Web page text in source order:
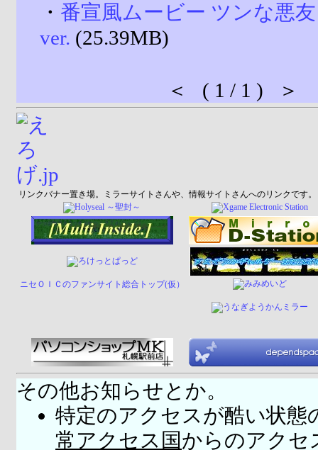
・ 番宣風ムービー ツンな悪
ver. (25.39MB)
＜ ( 1 / 1 ) ＞
リンクバナー置き場。ミラーサイトさんや、情報サイトさんへのリンクです。
ニセＯＩＣのファンサイト総合トップ(仮）
その他お知らせとか。
特定のアクセスが酷い状態
常アクセス国からのアクセ